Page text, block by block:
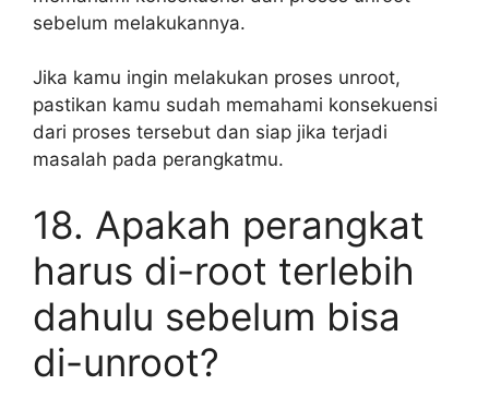
sebelum melakukannya.
Jika kamu ingin melakukan proses unroot,
pastikan kamu sudah memahami konsekuensi
dari proses tersebut dan siap jika terjadi
masalah pada perangkatmu.
18. Apakah perangkat
harus di-root terlebih
dahulu sebelum bisa
di-unroot?